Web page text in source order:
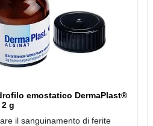
emostatico DermaPlast®
g
il sanguinamento di ferite